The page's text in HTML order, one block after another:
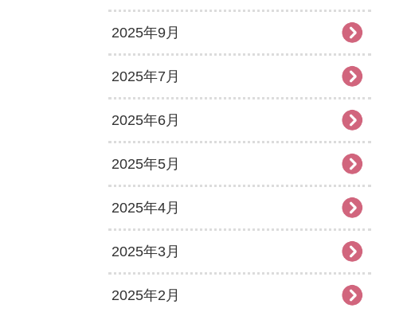
2025年9月
2025年7月
2025年6月
2025年5月
2025年4月
2025年3月
2025年2月